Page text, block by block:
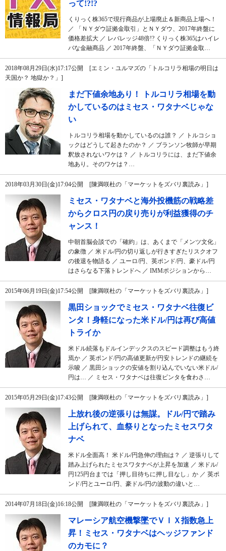
って!?!?
くりっく株365で現行商品が上場廃止＆新商品上場へ！
／ 「ＮＹダウ証拠金取引」とＮＹダウ、2017年終盤に
価格差拡大 ／ レバレッジ48倍!? くりっく株365はハイレ
バな金融商品 ／ 2017年終盤、「ＮＹダウ証拠金取…
2018年08月29日(水)17:17公開 [エミン・ユルマズの「トルコリラ相場の明日は
天国か？ 地獄か？」]
まだ下値余地あり！ トルコリラ相場を動
かしているのはミセス・ワタナベじゃな
い
トルコリラ相場を動かしているのは誰？ ／ トルコショ
ックはどうして起きたのか？ ／ ブランソン牧師が早期
釈放されないワケは？ ／ トルコリラには、まだ下値余
地あり。そのワケは？…
2018年03月30日(金)17:04公開 [陳満咲杜の「マーケットをズバリ裏読み」]
ミセス・ワタナベと海外投機筋の戦略差
からクロス円の戻り売りが利益獲得のチ
ャンス！
中朝首脳会談での「確約」は、あくまで「メンツ文化」
の象徴 ／ 米ドル/円の切り返しが行きすぎたリスクオフ
の後退を物語る ／ ユーロ/円、英ポンド/円、豪ドル/円
はさらなる下落トレンドへ ／ IMMポジションから…
2015年06月19日(金)17:54公開 [陳満咲杜の「マーケットをズバリ裏読み」]
黒田ショックでミセス・ワタナベ往復ビ
ンタ！身軽になった米ドル/円は再び高値
トライか
米ドル続落もドルインデックスのスピード調整はもう終
焉か ／ 英ポンド/円の高値更新が円安トレンドの継続を
示唆 ／ 黒田ショックの安値を割り込んでいない米ドル/
円は… ／ ミセス・ワタナベは往復ビンタを食わさ…
2015年05月29日(金)17:43公開 [陳満咲杜の「マーケットをズバリ裏読み」]
上放れ後の逆張りは無謀。ドル/円で踏み
上げられて、血祭りとなったミセスワタ
ナベ
米ドル全面高！ 米ドル/円急伸の理由は？ ／ 逆張りして
踏み上げられたミセスワタナベが上昇を加速 ／ 米ドル/
円125円台までは「押し目待ちに押し目なし」か ／ 英ポ
ンド/円とユーロ/円、豪ドル/円の波動の違いと…
2014年07月18日(金)16:18公開 [陳満咲杜の「マーケットをズバリ裏読み」]
マレーシア航空機撃墜でＶＩＸ指数急上
昇！ミセス・ワタナベはヘッジファンド
のカモに？